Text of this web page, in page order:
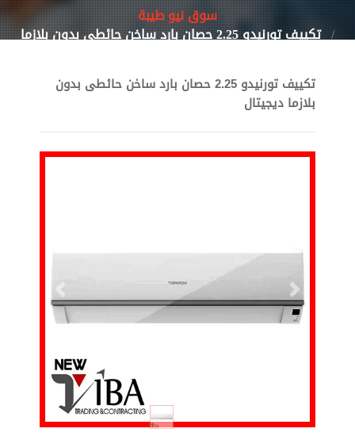
سوق نيو طيبة
تكييف تورنيدو 2.25 حصان بارد ساخن حائطى بدون بلازما
تكييف تورنيدو 2.25 حصان بارد ساخن حائطى بدون
بلازما ديجيتال
Previous Next